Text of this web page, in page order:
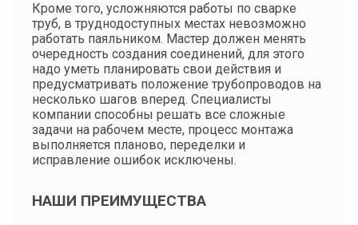
Кроме того, усложняются работы по сварке
труб, в труднодоступных местах невозможно
работать паяльником. Мастер должен менять
очередность создания соединений, для этого
надо уметь планировать свои действия и
предусматривать положение трубопроводов на
несколько шагов вперед. Специалисты
компании способны решать все сложные
задачи на рабочем месте, процесс монтажа
выполняется планово, переделки и
исправление ошибок исключены.
НАШИ ПРЕИМУЩЕСТВА